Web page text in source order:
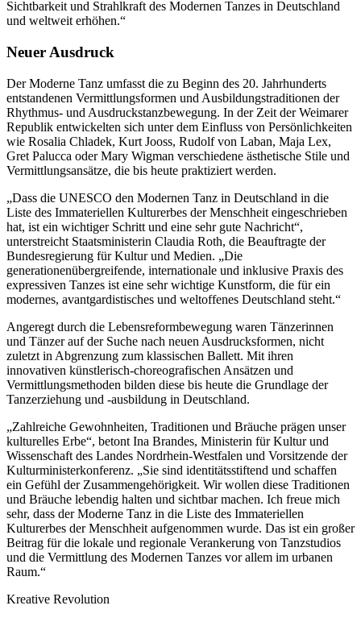
Sichtbarkeit und Strahlkraft des Modernen Tanzes in Deutschland
und weltweit erhöhen.“
Neuer Ausdruck
Der Moderne Tanz umfasst die zu Beginn des 20. Jahrhunderts
entstandenen Vermittlungsformen und Ausbildungstraditionen der
Rhythmus- und Ausdruckstanzbewegung. In der Zeit der Weimarer
Republik entwickelten sich unter dem Einfluss von Persönlichkeiten
wie Rosalia Chladek, Kurt Jooss, Rudolf von Laban, Maja Lex,
Gret Palucca oder Mary Wigman verschiedene ästhetische Stile und
Vermittlungsansätze, die bis heute praktiziert werden.
„Dass die UNESCO den Modernen Tanz in Deutschland in die
Liste des Immateriellen Kulturerbes der Menschheit eingeschrieben
hat, ist ein wichtiger Schritt und eine sehr gute Nachricht“,
unterstreicht Staatsministerin Claudia Roth, die Beauftragte der
Bundesregierung für Kultur und Medien. „Die
generationenübergreifende, internationale und inklusive Praxis des
expressiven Tanzes ist eine sehr wichtige Kunstform, die für ein
modernes, avantgardistisches und weltoffenes Deutschland steht.“
Angeregt durch die Lebensreformbewegung waren Tänzerinnen
und Tänzer auf der Suche nach neuen Ausdrucksformen, nicht
zuletzt in Abgrenzung zum klassischen Ballett. Mit ihren
innovativen künstlerisch-choreografischen Ansätzen und
Vermittlungsmethoden bilden diese bis heute die Grundlage der
Tanzerziehung und -ausbildung in Deutschland.
„Zahlreiche Gewohnheiten, Traditionen und Bräuche prägen unser
kulturelles Erbe“, betont Ina Brandes, Ministerin für Kultur und
Wissenschaft des Landes Nordrhein-Westfalen und Vorsitzende der
Kulturministerkonferenz. „Sie sind identitätsstiftend und schaffen
ein Gefühl der Zusammengehörigkeit. Wir wollen diese Traditionen
und Bräuche lebendig halten und sichtbar machen. Ich freue mich
sehr, dass der Moderne Tanz in die Liste des Immateriellen
Kulturerbes der Menschheit aufgenommen wurde. Das ist ein großer
Beitrag für die lokale und regionale Verankerung von Tanzstudios
und die Vermittlung des Modernen Tanzes vor allem im urbanen
Raum.“
Kreative Revolution